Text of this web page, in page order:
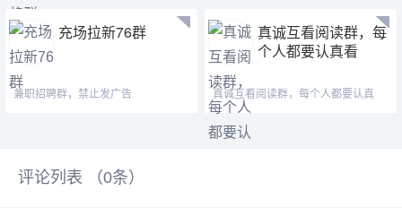
充场拉新76群
兼职招聘群，禁止发广告
真诚互看阅读群，每
个人都要认真看
真诚互看阅读群，每个人都要认真
看，互利共赢。
评论列表 （0条）